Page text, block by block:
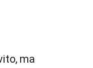
ma